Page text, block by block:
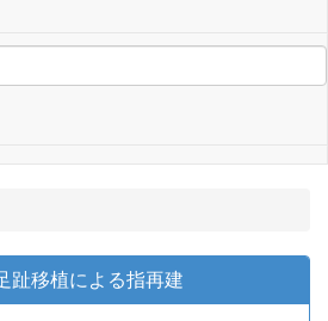
趾移植による指再建